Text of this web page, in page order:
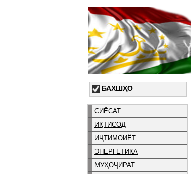
БАХШҲО
СИЁСАТ
ИҚТИСОД
ИҶТИМОИЁТ
ЭНЕРГЕТИКА
МУҲОҶИРАТ